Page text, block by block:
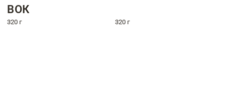
ВОК
320 г 320 г